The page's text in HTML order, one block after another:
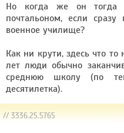
Но когда же он тогда
почтальоном, если
военное училище?
Как ни крути, здесь что то
лет люди обычно
среднюю школу (по
десятилетка).
// 3336.25.5765